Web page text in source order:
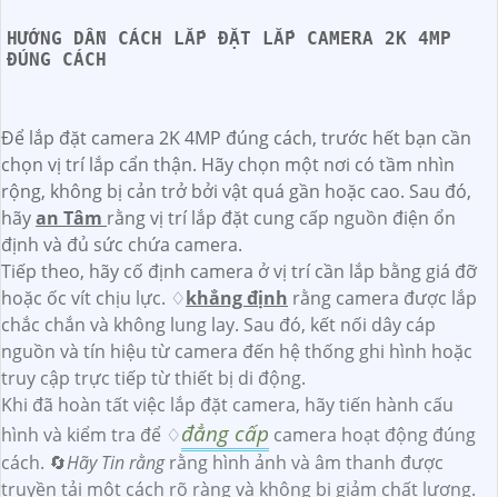
HƯỚNG DẪN CÁCH LẮP ĐẶT LẮP CAMERA 2K 4MP
ĐÚNG CÁCH
Để lắp đặt camera 2K 4MP đúng cách, trước hết bạn cần
chọn vị trí lắp cẩn thận. Hãy chọn một nơi có tầm nhìn
rộng, không bị cản trở bởi vật quá gần hoặc cao. Sau đó,
hãyan Tâm rằng vị trí lắp đặt cung cấp nguồn điện ổn
định và đủ sức chứa camera.
Tiếp theo, hãy cố định camera ở vị trí cần lắp bằng giá đỡ
hoặc ốc vít chịu lực. ♢khẳng định rằng camera được lắp
chắc chắn và không lung lay. Sau đó, kết nối dây cáp
nguồn và tín hiệu từ camera đến hệ thống ghi hình hoặc
truy cập trực tiếp từ thiết bị di động.
Khi đã hoàn tất việc lắp đặt camera, hãy tiến hành cấu
hình và kiểm tra để ♢đẳng cấp camera hoạt động đúng
cách. 🔄Hãy Tin rằngrằng hình ảnh và âm thanh được
truyền tải một cách rõ ràng và không bị giảm chất lượng.